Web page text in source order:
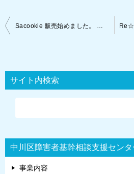
投
ビ
ゲ
ョ
ン
Sacookie 販売始めました。 ぜひお買い求めください。
サイト内検索
中川区障害者基幹相談支援センタ
事業内容